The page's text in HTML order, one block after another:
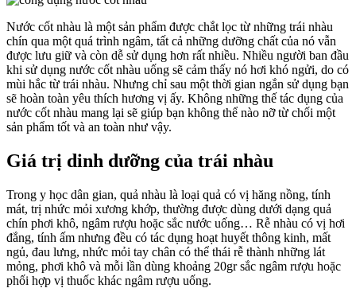
Nước cốt nhàu là một sản phẩm được chắt lọc từ những trái nhàu
chín qua một quá trình ngâm, tất cả những dưỡng chất của nó vẫn
được lưu giữ và còn dễ sử dụng hơn rất nhiều. Nhiều người ban đầu
khi sử dụng nước cốt nhàu uống sẽ cảm thấy nó hơi khó ngửi, do có
mùi hắc từ trái nhàu. Nhưng chỉ sau một thời gian ngắn sử dụng bạn
sẽ hoàn toàn yêu thích hương vị ấy. Không những thế tác dụng của
nước cốt nhàu mang lại sẽ giúp bạn không thể nào nỡ từ chối một
sản phẩm tốt và an toàn như vậy.
Giá trị dinh dưỡng của trái nhàu
Trong y học dân gian, quả nhàu là loại quả có vị hăng nồng, tính
mát, trị nhức mỏi xương khớp, thường được dùng dưới dạng quả
chín phơi khô, ngâm rượu hoặc sắc nước uống… Rễ nhàu có vị hơi
đắng, tính ấm nhưng đều có tác dụng hoạt huyết thông kinh, mất
ngủ, đau lưng, nhức mỏi tay chân có thể thái rễ thành những lát
mỏng, phơi khô và mỗi lần dùng khoảng 20gr sắc ngâm rượu hoặc
phối hợp vị thuốc khác ngâm rượu uống.